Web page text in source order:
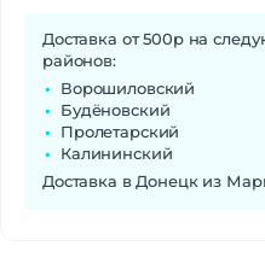
Доставка от 500р на
районов:
Ворошиловский
Будёновский
Пролетарский
Калининский
Доставка в Донецк из